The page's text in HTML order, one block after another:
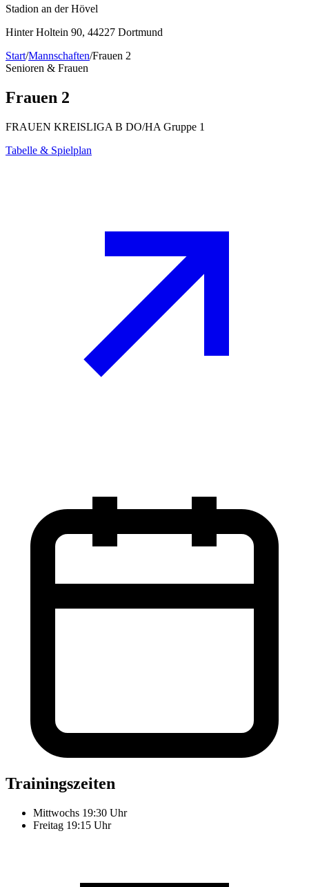
Stadion an der Hövel
Hinter Holtein 90, 44227 Dortmund
Start/Mannschaften/Frauen 2
Senioren & Frauen
Frauen 2
FRAUEN KREISLIGA B DO/HA Gruppe 1
Tabelle & Spielplan
Trainingszeiten
Mittwochs 19:30 Uhr
Freitag 19:15 Uhr